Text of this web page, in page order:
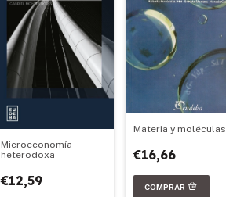
Microeconomía
heterodoxa
€12,59
Materia y moléculas
€16,66